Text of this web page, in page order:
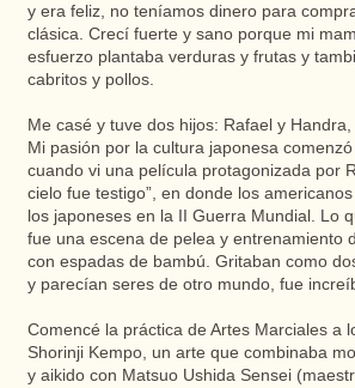
y era feliz, no teníamos dinero para
clásica. Crecí fuerte y sano porque mi
esfuerzo plantaba verduras y frutas y
cabritos y pollos.
Me casé y tuve dos hijos: Rafael y
Mi pasión por la cultura japonesa
cuando vi una película protagonizada por
cielo fue testigo”, en donde los
los japoneses en la II Guerra Mundial. Lo
fue una escena de pelea y entrenamiento
con espadas de bambú. Gritaban como
y parecían seres de otro mundo, fue
Comencé la práctica de Artes Marciales a
Shorinji Kempo, un arte que combinaba
y aikido con Matsuo Ushida Sensei